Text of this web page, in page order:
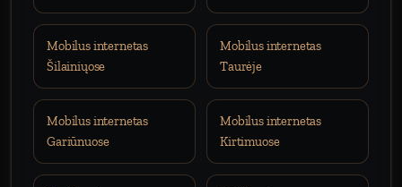
Mobilus internetas
Šilainiųose
Mobilus internetas
Taurėje
Mobilus internetas
Gariūnuose
Mobilus internetas
Kirtimuose